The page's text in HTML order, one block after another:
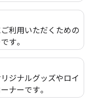
利用いただくための
す。
ジナルグッズやロイ
ナーです。